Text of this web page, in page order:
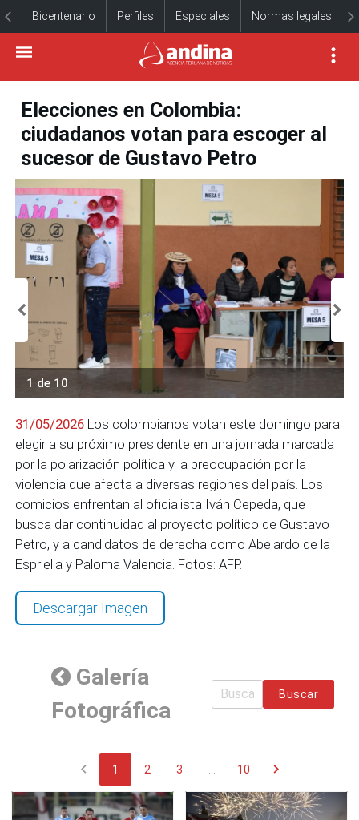
Bicentenario Perfiles Especiales Normas legales
Elecciones en Colombia:
ciudadanos votan para escoger al
sucesor de Gustavo Petro
1 de 10
31/05/2026 Los colombianos votan este domingo para
elegir a su próximo presidente en una jornada marcada
por la polarización política y la preocupación por la
violencia que afecta a diversas regiones del país. Los
comicios enfrentan al oficialista Iván Cepeda, que
busca dar continuidad al proyecto político de Gustavo
Petro, y a candidatos de derecha como Abelardo de la
Espriella y Paloma Valencia. Fotos: AFP.
Descargar Imagen
Galería
Fotográfica
Buscar
chevron_left 1 2 3 10 chevron_right